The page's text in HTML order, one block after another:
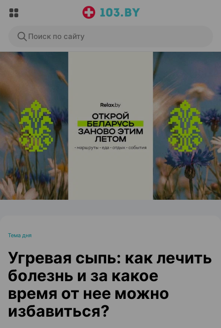
Поиск по сайту
ЭФФЕКТИВНАЯ РЕКЛАМА НА САЙТЕ
Тема дня
Угревая сыпь: как лечить
болезнь и за какое
время от нее можно
избавиться?